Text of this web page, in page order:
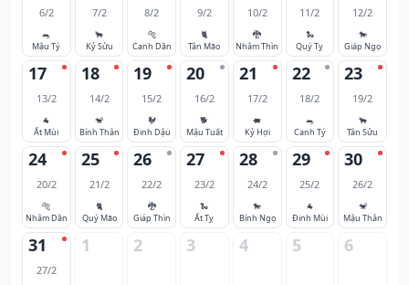
6/2
🐀
Mậu Tý
7/2
🐂
Kỷ Sửu
8/2
🐅
Canh Dần
9/2
🐈
Tân Mão
10/2
🐉
Nhâm Thìn
11/2
🐍
Quý Tỵ
12/2
🐎
Giáp Ngọ
17
13/2
🐐
Ất Mùi
18
14/2
🐒
Bính Thân
19
15/2
🐓
Đinh Dậu
20
16/2
🐕
Mậu Tuất
21
17/2
🐖
Kỷ Hợi
22
18/2
🐀
Canh Tý
23
19/2
🐂
Tân Sửu
24
20/2
🐅
Nhâm Dần
25
21/2
🐈
Quý Mão
26
22/2
🐉
Giáp Thìn
27
23/2
🐍
Ất Tỵ
28
24/2
🐎
Bính Ngọ
29
25/2
🐐
Đinh Mùi
30
26/2
🐒
Mậu Thân
31
27/2
1 2 3 4 5 6